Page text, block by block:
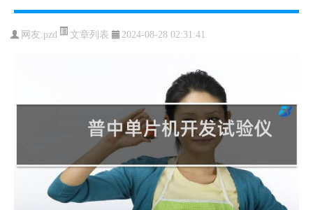
网友:pzd 文章列表 2024-08-28 02:31:41